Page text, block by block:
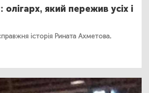
олігарх, який пережив усіх і
історія Рината Ахметова.